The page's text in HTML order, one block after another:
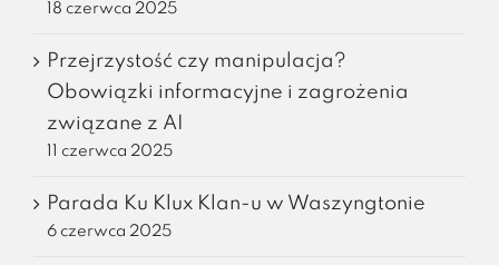
18 czerwca 2025
Przejrzystość czy manipulacja?
Obowiązki informacyjne i zagrożenia
związane z AI
11 czerwca 2025
Parada Ku Klux Klan-u w Waszyngtonie
6 czerwca 2025